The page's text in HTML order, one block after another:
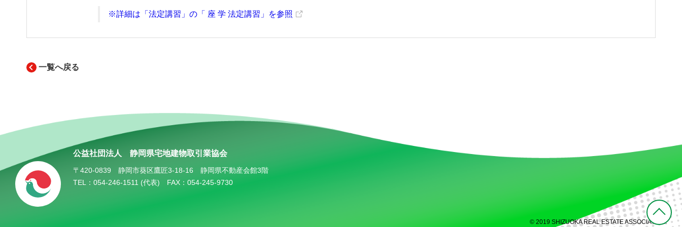
※詳細は「法定講習」の「 座 学 法定講習」を参照
一覧へ戻る
公益社団法人 静岡県宅地建物取引業協会
〒420-0839 静岡市葵区鷹匠3-18-16 静岡県不動産会館3階
TEL：054-246-1511 (代表) FAX：054-245-9730
© 2019 SHIZUOKA REAL ESTATE ASSOCIATION.